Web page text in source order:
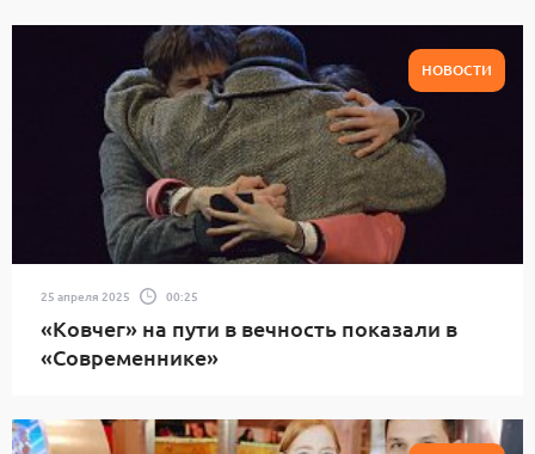
НОВОСТИ
25 апреля 2025 00:25
«Ковчег» на пути в вечность показали в
«Современнике»